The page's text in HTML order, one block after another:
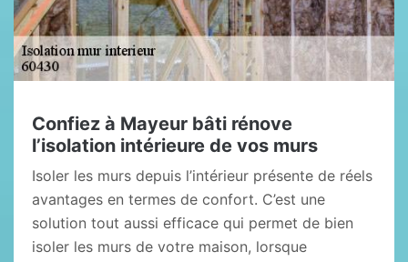
Confiez à Mayeur bâti rénove
l’isolation intérieure de vos murs
Isoler les murs depuis l’intérieur présente de réels
avantages en termes de confort. C’est une
solution tout aussi efficace qui permet de bien
isoler les murs de votre maison, lorsque